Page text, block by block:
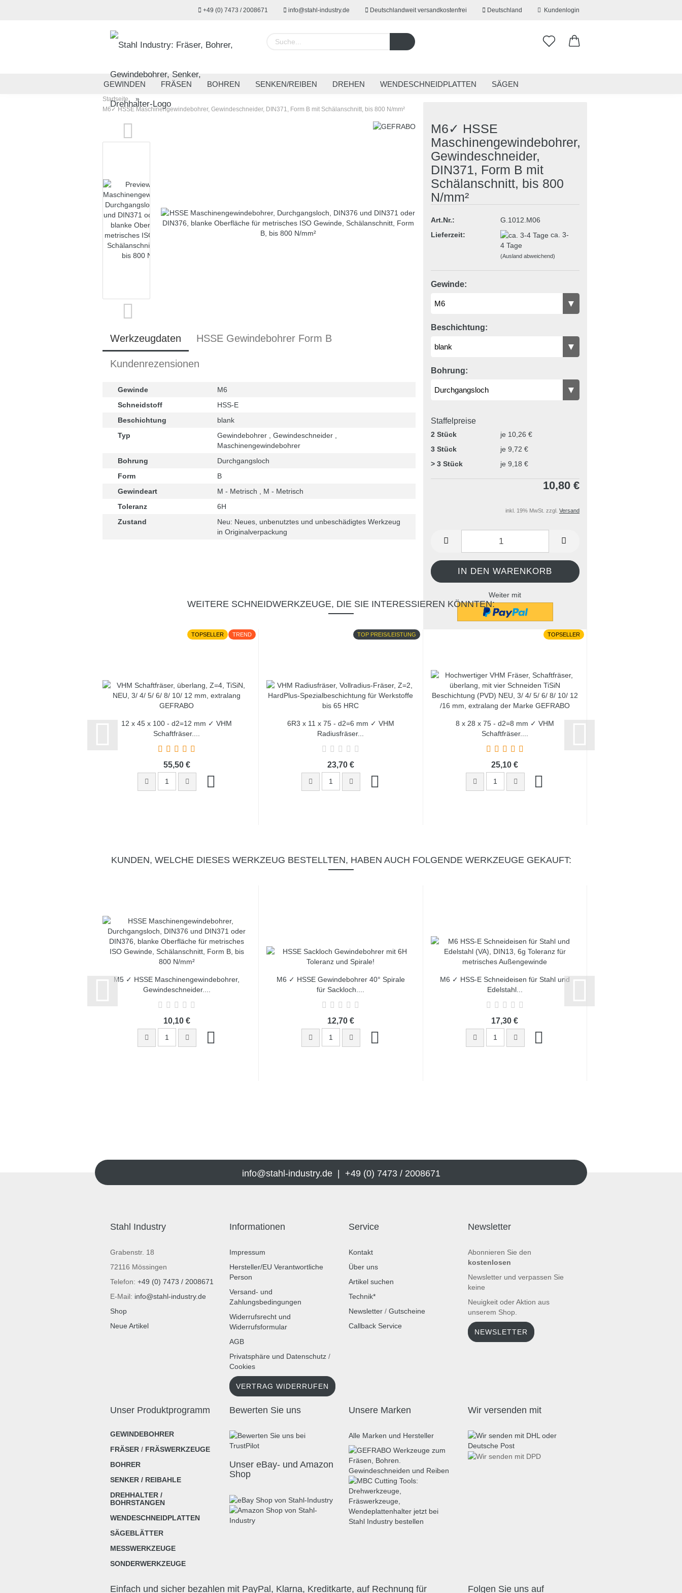
+49 (0) 7473 / 2008671 info@stahl-industry.de Deutschlandweit versandkostenfrei Deutschland
Lieferland
Kundenlogin
Konto erstellen
Passwort vergessen?
GEWINDEN FRÄSEN BOHREN SENKEN/REIBEN DREHEN WENDESCHNEIDPLATTEN SÄGEN
MESSTECHNIK
Startseite »
M6✓ HSSE Maschinengewindebohrer, Gewindeschneider, DIN371, Form B mit Schälanschnitt, bis 800 N/mm²
M6✓ HSSE
Maschinengewindebohrer,
Gewindeschneider,
DIN371, Form B mit
Schälanschnitt, bis 800
N/mm²
Art.Nr.:
G.1012.M06
Lieferzeit:
ca. 3-
4 Tage
(Ausland abweichend)
Gewinde:
Beschichtung:
Bohrung:
Staffelpreise
2 Stück
je 10,26 €
3 Stück
je 9,72 €
> 3 Stück
je 9,18 €
10,80 €
inkl. 19% MwSt. zzgl. Versand
Weiter mit
Werkzeugdaten HSSE Gewindebohrer Form B
Kundenrezensionen
Gewinde
M6
Schneidstoff
HSS-E
Beschichtung
blank
Typ
Gewindebohrer , Gewindeschneider ,
Maschinengewindebohrer
Bohrung
Durchgangsloch
Form
B
Gewindeart
M - Metrisch , M - Metrisch
Toleranz
6H
Zustand
Neu: Neues, unbenutztes und unbeschädigtes Werkzeug
in Originalverpackung
WEITERE SCHNEIDWERKZEUGE, DIE SIE INTERESSIEREN KÖNNTEN:
TOPSELLER TREND
12 x 45 x 100 - d2=12 mm ✓ VHM
Schaftfräser,...
55,50 €
TOP PREIS/LEISTUNG
6R3 x 11 x 75 - d2=6 mm ✓ VHM
Radiusfräser...
23,70 €
TOPSELLER
8 x 28 x 75 - d2=8 mm ✓ VHM
Schaftfräser,...
25,10 €
KUNDEN, WELCHE DIESES WERKZEUG BESTELLTEN, HABEN AUCH FOLGENDE WERKZEUGE GEKAUFT:
M5 ✓ HSSE Maschinengewindebohrer,
Gewindeschneider,...
10,10 €
M6 ✓ HSSE Gewindebohrer 40° Spirale
für Sackloch,...
12,70 €
M6 ✓ HSS-E Schneideisen für Stahl und
Edelstahl...
17,30 €
info@stahl-industry.de | +49 (0) 7473 / 2008671
Stahl Industry
Grabenstr. 18
72116 Mössingen
Telefon: +49 (0) 7473 / 2008671
E-Mail: info@stahl-industry.de
Shop
Neue Artikel
Informationen
Impressum
Hersteller/EU Verantwortliche
Person
Versand- und
Zahlungsbedingungen
Widerrufsrecht und
Widerrufsformular
AGB
Privatsphäre und Datenschutz /
Cookies
VERTRAG WIDERRUFEN
Service
Kontakt
Über uns
Artikel suchen
Technik*
Newsletter / Gutscheine
Callback Service
Newsletter
Abonnieren Sie den
kostenlosen
Newsletter und verpassen Sie
keine
Neuigkeit oder Aktion aus
unserem Shop.
NEWSLETTER
Unser Produktprogramm
GEWINDEBOHRER
FRÄSER / FRÄSWERKZEUGE
BOHRER
SENKER / REIBAHLE
DREHHALTER /
BOHRSTANGEN
WENDESCHNEIDPLATTEN
SÄGEBLÄTTER
MESSWERKZEUGE
SONDERWERKZEUGE
Bewerten Sie uns
Unser eBay- und Amazon
Shop
Unsere Marken
Alle Marken und Hersteller
Wir versenden mit
Einfach und sicher bezahlen mit PayPal, Klarna, Kreditkarte, auf Rechnung für Folgen Sie uns auf